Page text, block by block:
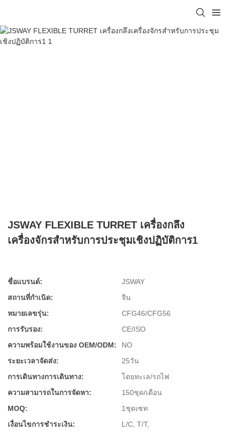
JSWAY FLEXIBLE TURRET เครื่องกลึง
เครื่องจักรสำหรับการประชุมเชิงปฏิบัติการ1
ชื่อแบรนด์:
JSWAY
สถานที่กำเนิด:
จีน
หมายเลขรุ่น:
CFG46/CFG56
การรับรอง:
CE/ISO
ความพร้อมใช้งานของ OEM/ODM:
NO
ระยะเวลาจัดส่ง:
25วัน
การเดินทางการเดินทาง:
โดยทะเล/รถไฟ
ความสามารถในการจัดหา:
150ชุด/เดือน
MOQ:
1ชุดเซท
เงื่อนไขการชำระเงิน:
L/C, T/T,